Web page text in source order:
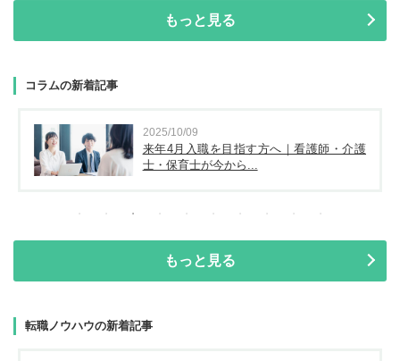
もっと見る
コラムの新着記事
2025/10/09
来年4月入職を目指す方へ｜看護師・介護
士・保育士が今から...
もっと見る
転職ノウハウの新着記事